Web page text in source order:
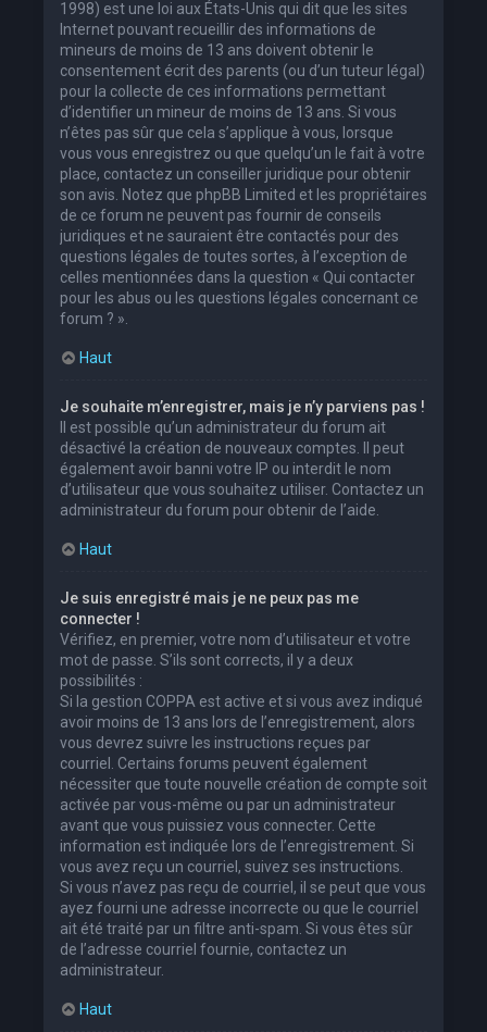
1998) est une loi aux États-Unis qui dit que les sites
Internet pouvant recueillir des informations de
mineurs de moins de 13 ans doivent obtenir le
consentement écrit des parents (ou d’un tuteur légal)
pour la collecte de ces informations permettant
d’identifier un mineur de moins de 13 ans. Si vous
n’êtes pas sûr que cela s’applique à vous, lorsque
vous vous enregistrez ou que quelqu’un le fait à votre
place, contactez un conseiller juridique pour obtenir
son avis. Notez que phpBB Limited et les propriétaires
de ce forum ne peuvent pas fournir de conseils
juridiques et ne sauraient être contactés pour des
questions légales de toutes sortes, à l’exception de
celles mentionnées dans la question « Qui contacter
pour les abus ou les questions légales concernant ce
forum ? ».
Haut
Je souhaite m’enregistrer, mais je n’y parviens pas !
Il est possible qu’un administrateur du forum ait
désactivé la création de nouveaux comptes. Il peut
également avoir banni votre IP ou interdit le nom
d’utilisateur que vous souhaitez utiliser. Contactez un
administrateur du forum pour obtenir de l’aide.
Haut
Je suis enregistré mais je ne peux pas me
connecter !
Vérifiez, en premier, votre nom d’utilisateur et votre
mot de passe. S’ils sont corrects, il y a deux
possibilités :
Si la gestion COPPA est active et si vous avez indiqué
avoir moins de 13 ans lors de l’enregistrement, alors
vous devrez suivre les instructions reçues par
courriel. Certains forums peuvent également
nécessiter que toute nouvelle création de compte soit
activée par vous-même ou par un administrateur
avant que vous puissiez vous connecter. Cette
information est indiquée lors de l’enregistrement. Si
vous avez reçu un courriel, suivez ses instructions.
Si vous n’avez pas reçu de courriel, il se peut que vous
ayez fourni une adresse incorrecte ou que le courriel
ait été traité par un filtre anti-spam. Si vous êtes sûr
de l’adresse courriel fournie, contactez un
administrateur.
Haut